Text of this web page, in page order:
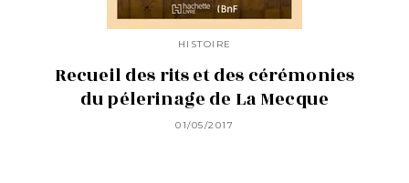
HISTOIRE
Recueil des rits et des cérémonies
du pélerinage de La Mecque
01/05/2017